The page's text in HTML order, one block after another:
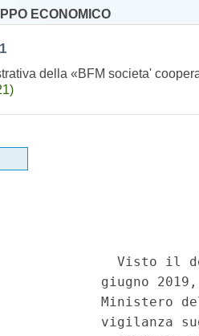
ECONOMICO
della «BFM societa'